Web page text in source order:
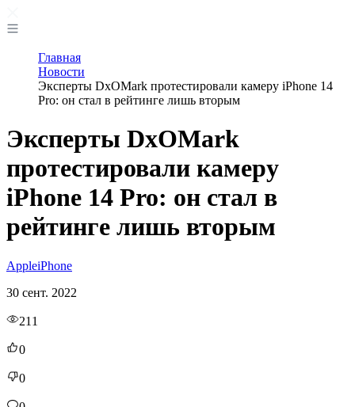
Главная
Новости
Эксперты DxOMark протестировали камеру iPhone 14
Pro: он стал в рейтинге лишь вторым
Эксперты DxOMark
протестировали камеру
iPhone 14 Pro: он стал в
рейтинге лишь вторым
AppleiPhone
30 сент. 2022
211
0
0